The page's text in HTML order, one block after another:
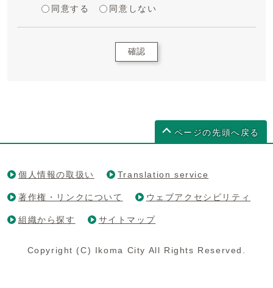
同意する 同意しない
確認
ページの先頭へ戻る
個人情報の取扱い Translation service
著作権・リンクについて ウェブアクセシビリティ
組織から探す サイトマップ
Copyright (C) Ikoma City All Rights Reserved.